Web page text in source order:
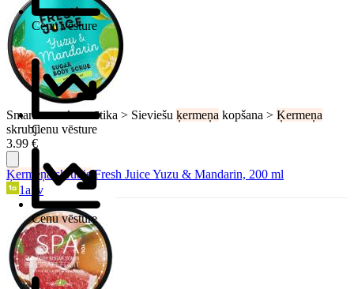
Smaržas un kosmētika > Sieviešu ķermeņa kopšana > Ķermeņa
skrubji
3.99 €
Ķermeņa skrubisFresh Juice Yuzu & Mandarin, 200 ml
1a.lv
Cenu vēsture
Cenu vēsture
Cenu vēsture